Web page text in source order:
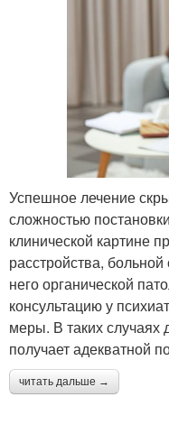
Успешное лечение
сложностью
клинической картине
расстройства,
него органической
консультацию у
меры. В таких случаях
получает адекватной
читать дальше →